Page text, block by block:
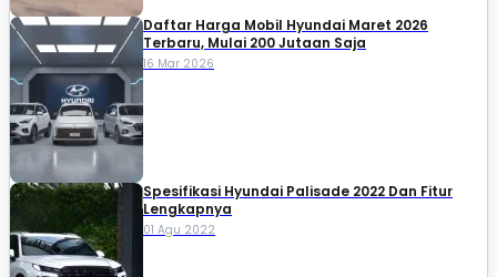
Daftar Harga Mobil Hyundai Maret 2026
Terbaru, Mulai 200 Jutaan Saja
16 Mar 2026
Spesifikasi Hyundai Palisade 2022 Dan Fitur
Lengkapnya
01 Agu 2022